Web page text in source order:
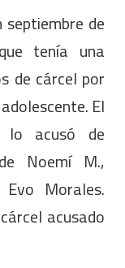
de
tenía una
de cárcel por
El
lo acusó de
Noemí M.,
Morales.
acusado